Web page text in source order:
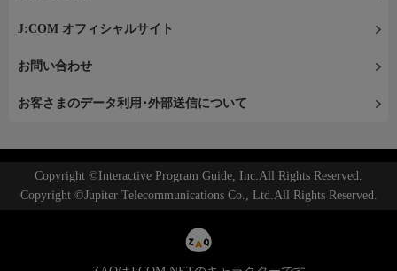
J:COM オフィシャルサイト
お問い合わせ
お客さまのデータ利用･外部送信について
Copyright ©Interactive Program Guide, Inc.All Rights Reserved.
Copyright ©Jupiter Telecommunications Co., Ltd.All Rights Reserved.